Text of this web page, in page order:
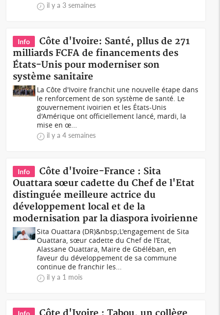
il y a 3 semaines
Info
Côte d'Ivoire: Santé, pllus de 271
milliards FCFA de financements des
États-Unis pour moderniser son
système sanitaire
La Côte d'Ivoire franchit une nouvelle étape dans
le renforcement de son système de santé. Le
gouvernement ivoirien et les États-Unis
d'Amérique ont officiellement lancé, mardi, la
mise en œ...
il y a 4 semaines
Info
Côte d'Ivoire-France : Sita
Ouattara sœur cadette du Chef de l'Etat
distinguée meilleure actrice du
développement local et de la
modernisation par la diaspora ivoirienne
Sita Ouattara (DR)&nbsp;L'engagement de Sita
Ouattara, sœur cadette du Chef de l’Etat,
Alassane Ouattara, Maire de Gbéléban, en
faveur du développement de sa commune
continue de franchir les...
il y a 1 mois
Info